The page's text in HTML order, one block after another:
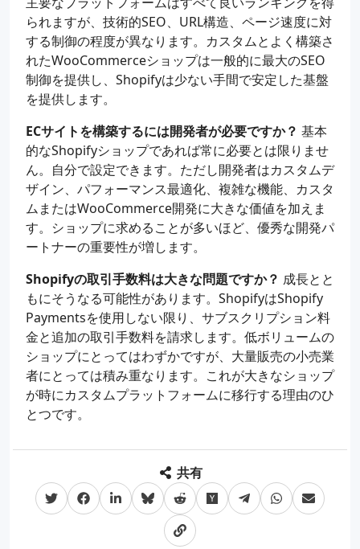
られますが、技術的SEO、URL構造、ページ速度に対
する制御の程度が異なります。カスタムとよく構築さ
れたWooCommerceショップは一般的に最大のSEO
制御を提供し、Shopifyは少ない手間で安定した基盤
を提供します。
ECサイトを構築するには開発者が必要ですか？ 基本
的なShopifyショップであれば常に必要とは限りませ
ん。自分で設定できます。ただし開発者はカスタムデ
ザイン、パフォーマンス最適化、複雑な機能、カスタ
ムまたはWooCommerce開発に大きな価値を加えま
す。ショップに求めることが多いほど、優秀な開発パ
ートナーの重要性が増します。
Shopifyの取引手数料は大きな問題ですか？ 成長とと
もにそうなる可能性があります。ShopifyはShopify
Paymentsを使用しない限り、サブスクリプション料
金と追加の取引手数料を請求します。低ボリュームの
ショップにとってはわずかですが、大量販売の小売業
者にとっては積み重なります。これが大きなショップ
が時にカスタムプラットフォームに移行する理由のひ
とつです。
共有